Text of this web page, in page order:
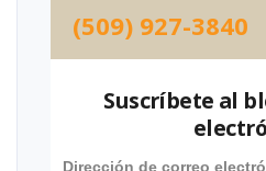
(509) 927-3840
Suscríbete al
Dirección de correo